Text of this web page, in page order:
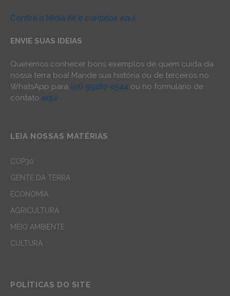
Confira o Mídia Kit e contatos aqui
ENVIE SUAS IDEIAS
Queremos conhecer bons exemplos de quem cuida da
nossa terra boa! Mande sua história ou de terceiros no
WhatsApp para (91) 99187-0544 ou no formulário de
contato aqui.
LEIA NOSSAS MATÉRIAS
COP30
GENTE DA TERRA
ECONOMIA
AGRICULTURA
MEIO AMBIENTE
CULTURA
POLÍTICAS DO SITE